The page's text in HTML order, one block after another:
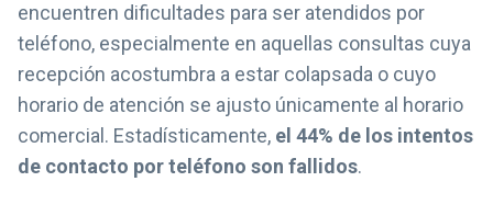
encuentren dificultades para ser atendidos por
teléfono, especialmente en aquellas consultas cuya
recepción acostumbra a estar colapsada o cuyo
horario de atención se ajusto únicamente al horario
comercial. Estadísticamente, el 44% de los intentos
de contacto por teléfono son fallidos.